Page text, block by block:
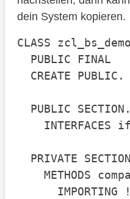
dein System kopieren.
CLASS
PUBLIC FINAL
CREATE PUBLIC.
PUBLIC SECTION.
INTERFACES
PRIVATE
METHODS
IMPORTING